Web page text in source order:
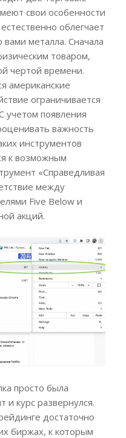
свои особенности
облегчает
металла. Сначала
товаром,
чертой времени.
американские
ограничивается
учетом появления
важность
инструментов
к возможным
«Справедливая
между
Five Below и
акций.
просто была
курс развернулся.
достаточно
биржах, к которым